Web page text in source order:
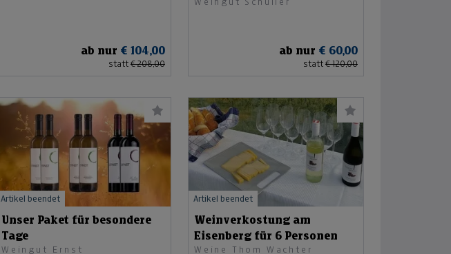
ab nur € 104,00
statt € 208,00
ab nur € 60,00
statt € 120,00
Unser Paket für besondere
Tage
Weingut Ernst
Artikel beendet
Weinverkostung am
Eisenberg für 6 Personen
Weine Thom Wachter
Artikel beendet